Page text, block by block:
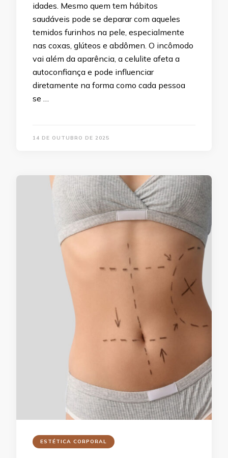
idades. Mesmo quem tem hábitos
saudáveis pode se deparar com aqueles
temidos furinhos na pele, especialmente
nas coxas, glúteos e abdômen. O incômodo
vai além da aparência, a celulite afeta a
autoconfiança e pode influenciar
diretamente na forma como cada pessoa
se …
14 DE OUTUBRO DE 2025
ESTÉTICA CORPORAL